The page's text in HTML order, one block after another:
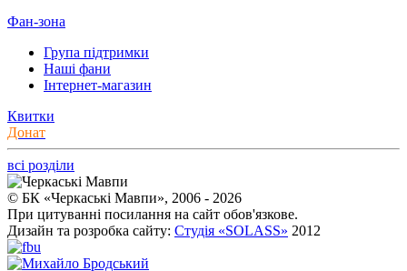
Фан-зона
Група підтримки
Наші фани
Інтернет-магазин
Квитки
Донат
всі розділи
© БК «Черкаські Мавпи», 2006 - 2026
При цитуванні посилання на сайт обов'язкове.
Дизайн та розробка сайту: Студія «SOLASS» 2012